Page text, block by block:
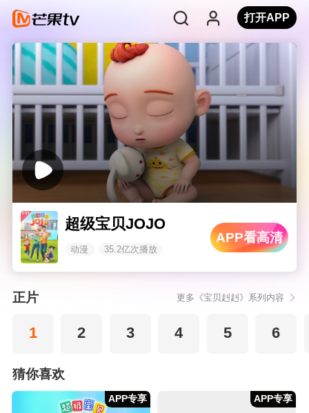
打开APP
超级宝贝JOJO
动漫 35.2亿次播放
APP看高清
正片 更多《宝贝赳赳》系列内容
1 2 3 4 5 6
猜你喜欢
APP专享 APP专享